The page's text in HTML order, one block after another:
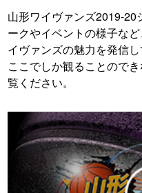
山形ワイヴァンズ2019-20
ークやイベントの様子な
イヴァンズの魅力を発信し
ここでしか観ることので
覧ください。